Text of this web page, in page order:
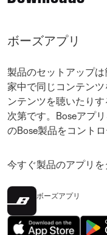
ボーズアプリ
製品のセットアップは
家中で同じコンテン
ンテンツを聴いたり
次第です。Boseアプ
のBose製品をコントロ
今すぐ製品のアプリを
ボーズアプリ